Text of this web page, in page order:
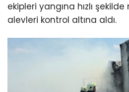
ekipleri yangına hızlı
alevleri kontrol altına aldı.